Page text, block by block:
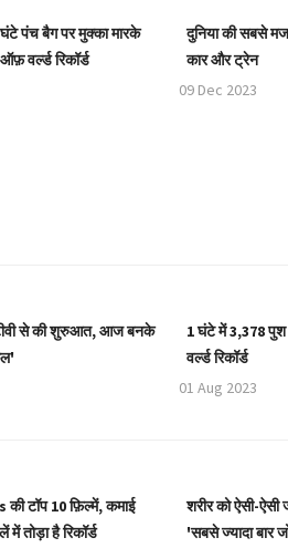
पंच बैग पर मुक्का मारके
वर्ल्ड रिकॉर्ड
दुनिया की सबसे
कार और ट्रेन
09 Dec 2023
से की शुरुआत, आज बनके
1 घंटे में 3,378 पुश
वर्ल्ड रिकॉर्ड
01 Aug 2023
की टॉप 10 फ़िल्में, कमाई
में तोड़ा है रिकॉर्ड
शरीर को ऐसी-ऐसी
'सबसे ज्यादा बार